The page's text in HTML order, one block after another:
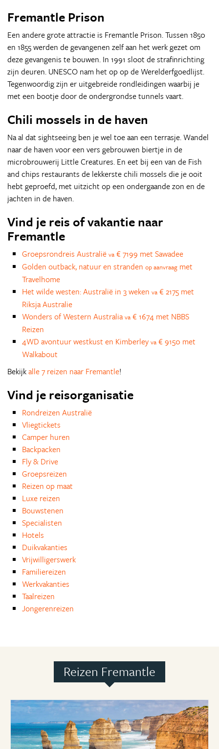
Fremantle Prison
Een andere grote attractie is Fremantle Prison. Tussen 1850
en 1855 werden de gevangenen zelf aan het werk gezet om
deze gevangenis te bouwen. In 1991 sloot de strafinrichting
zijn deuren. UNESCO nam het op op de Werelderfgoedlijst.
Tegenwoordig zijn er uitgebreide rondleidingen waarbij je
met een bootje door de ondergrondse tunnels vaart.
Chili mossels in de haven
Na al dat sightseeing ben je wel toe aan een terrasje. Wandel
naar de haven voor een vers gebrouwen biertje in de
microbrouwerij Little Creatures. En eet bij een van de Fish
and chips restaurants de lekkerste chili mossels die je ooit
hebt geproefd, met uitzicht op een ondergaande zon en de
jachten in de haven.
Vind je reis of vakantie naar
Fremantle
Groepsrondreis Australië va € 7199 met Sawadee
Golden outback, natuur en stranden op aanvraag met
Travelhome
Het wilde westen: Australië in 3 weken va € 2175 met
Riksja Australie
Wonders of Western Australia va € 1674 met NBBS
Reizen
4WD avontuur westkust en Kimberley va € 9150 met
Walkabout
Bekijkalle 7 reizen naar Fremantle!
Vind je reisorganisatie
Rondreizen Australië
Vliegtickets
Camper huren
Backpacken
Fly & Drive
Groepsreizen
Reizen op maat
Luxe reizen
Bouwstenen
Specialisten
Hotels
Duikvakanties
Vrijwilligerswerk
Familiereizen
Werkvakanties
Taalreizen
Jongerenreizen
Reizen Fremantle